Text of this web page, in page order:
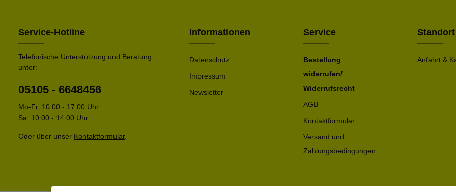
Service-Hotline
Telefonische Unterstützung und Beratung
unter:
05105 - 6648456
Mo-Fr, 10:00 - 17:00 Uhr
Sa. 10:00 - 14:00 Uhr
Oder über unser Kontaktformular.
Informationen
Datenschutz
Impressum
Newsletter
Service
Bestellung
widerrufen/
Widerrufsrecht
AGB
Kontaktformular
Versand und
Zahlungsbedingungen
Standort
Anfahrt &